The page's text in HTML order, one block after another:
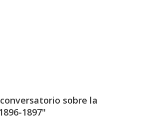
sobre la
1897"